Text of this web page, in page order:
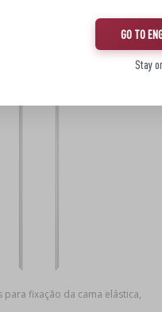
para fixação da cama elástica,
GO TO
Stay